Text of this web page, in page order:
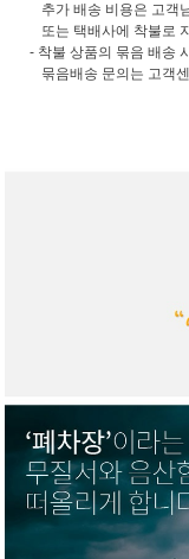
추가 배송 비용은 고객
또는 택배사에 착불로
- 착불 상품의 묶음 배송
묶음배송 문의는 고객